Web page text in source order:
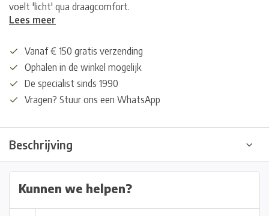
voelt 'licht' qua draagcomfort.
Lees meer
Vanaf € 150 gratis verzending
Ophalen in de winkel mogelijk
De specialist sinds 1990
Vragen? Stuur ons een WhatsApp
Beschrijving
Kunnen we helpen?